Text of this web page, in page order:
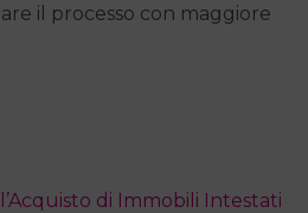
il processo con maggiore
di Immobili Intestati